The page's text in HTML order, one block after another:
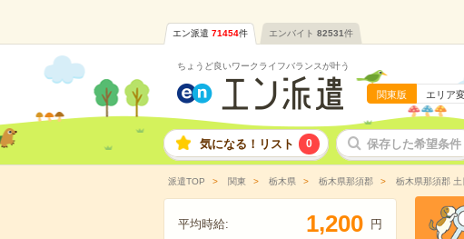
エン派遣 71454件 エンバイト 82531件
ちょうど良いワークライフバランスが叶う
関東版 エリア
気になる！リスト 0 保存した希望条件
派遣TOP 関東 栃木県 栃木県那須郡 栃木県那須郡
平均時給: 1,200 円